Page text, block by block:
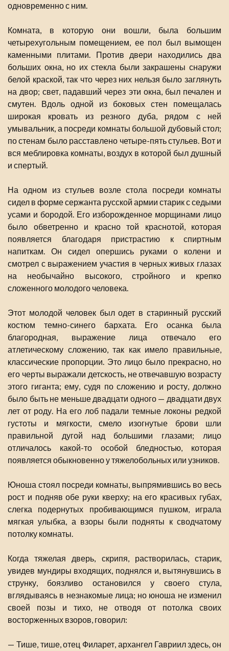
одновременно с ним.
Комната, в которую они вошли, была большим
четырехугольным помещением, ее пол был вымощен
каменными плитами. Против двери находились два
больших окна, но их стекла были закрашены снаружи
белой краской, так что через них нельзя было заглянуть
на двор; свет, падавший через эти окна, был печален и
смутен. Вдоль одной из боковых стен помещалась
широкая кровать из резного дуба, рядом с ней
умывальник, а посреди комнаты большой дубовый стол;
по стенам было расставлено четыре-пять стульев. Вот и
вся меблировка комнаты, воздух в которой был душный
и спертый.
На одном из стульев возле стола посреди комнаты
сидел в форме сержанта русской армии старик с седыми
усами и бородой. Его изборожденное морщинами лицо
было обветренно и красно той краснотой, которая
появляется благодаря пристрастию к спиртным
напиткам. Он сидел опершись руками о колени и
смотрел с выражением участия в черных живых глазах
на необычайно высокого, стройного и крепко
сложенного молодого человека.
Этот молодой человек был одет в старинный русский
костюм темно-синего бархата. Его осанка была
благородная, выражение лица отвечало его
атлетическому сложению, так как имело правильные,
классические пропорции. Это лицо было прекрасно, но
его черты выражали детскость, не отвечавшую возрасту
этого гиганта; ему, судя по сложению и росту, должно
было быть не меньше двадцати одного — двадцати двух
лет от роду. На его лоб падали темные локоны редкой
густоты и мягкости, смело изогнутые брови шли
правильной дугой над большими глазами; лицо
отличалось какой-то особой бледностью, которая
появляется обыкновенно у тяжелобольных или узников.
Юноша стоял посреди комнаты, выпрямившись во весь
рост и подняв обе руки кверху; на его красивых губах,
слегка подернутых пробивающимся пушком, играла
мягкая улыбка, а взоры были подняты к сводчатому
потолку комнаты.
Когда тяжелая дверь, скрипя, растворилась, старик,
увидев мундиры входящих, поднялся и, вытянувшись в
струнку, боязливо остановился у своего стула,
вглядываясь в незнакомые лица; но юноша не изменил
своей позы и тихо, не отводя от потолка своих
восторженных взоров, говорил:
— Тише, тише, отец Филарет, архангел Гавриил здесь, он